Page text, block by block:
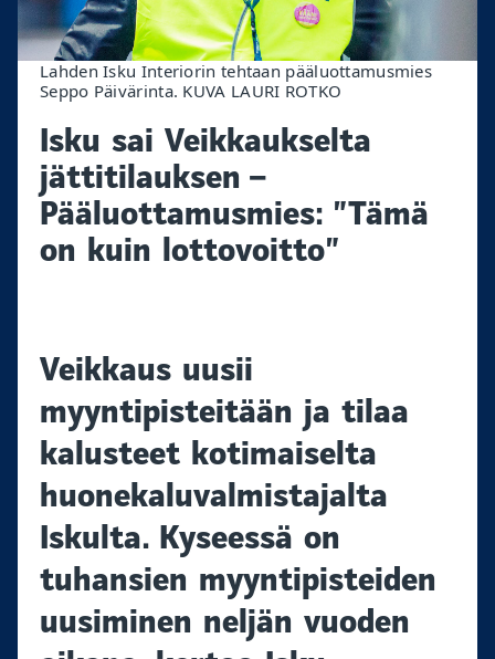
Lahden Isku Interiorin tehtaan pääluottamusmies
Seppo Päivärinta. KUVA LAURI ROTKO
Isku sai Veikkaukselta
jättitilauksen –
Pääluottamusmies: ”Tämä
on kuin lottovoitto”
Veikkaus uusii
myyntipisteitään ja tilaa
kalusteet kotimaiselta
huonekaluvalmistajalta
Iskulta. Kyseessä on
tuhansien myyntipisteiden
uusiminen neljän vuoden